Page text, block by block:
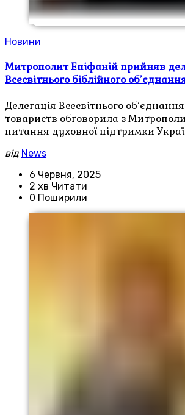
Новини
Митрополит Епіфаній прийняв
Всесвітнього біблійного
Делегація Всесвітнього
товариств обговорила з
питання духовної підтримки
від News
6 Червня, 2025
2 хв Читати
0 Поширили